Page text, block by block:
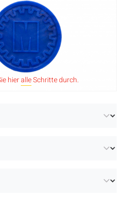
oder Sie entscheiden
Standarddesigns.
hieralleSchritte durch.